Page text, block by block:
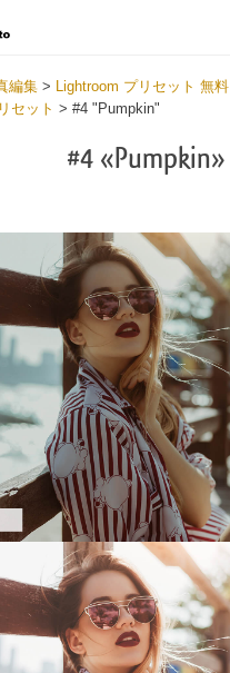
編集 > Lightroom プリセット 無料
セット > #4 "Pumpkin"
#4 «Pumpkin»
選んでください
Preset #4